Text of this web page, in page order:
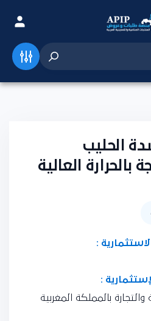
الحليب
بالحرارة العالية
:
:
بالمملكة المغربية